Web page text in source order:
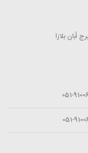
051-
051-